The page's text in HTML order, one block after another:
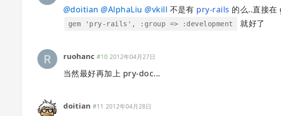
@doitian @AlphaLiu @vkill 不是有 pry-rails 的么..直接
gem 'pry-rails', :group => :development 就好了
ruohanc #10 2012年04月27日
当然最好再加上 pry-doc...
doitian #11 2012年04月28日